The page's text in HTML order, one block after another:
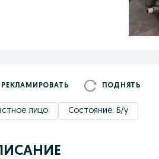
РЕКЛАМИРОВАТЬ ПОДНЯТЬ
лицо Состояние: Б/у